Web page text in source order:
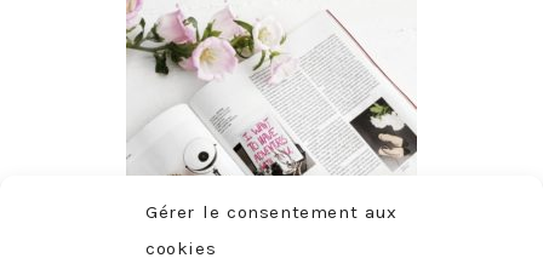
Gérer le consentement aux
cookies